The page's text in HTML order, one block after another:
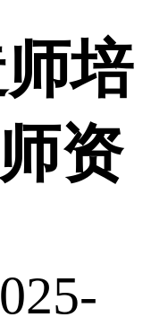
培
资